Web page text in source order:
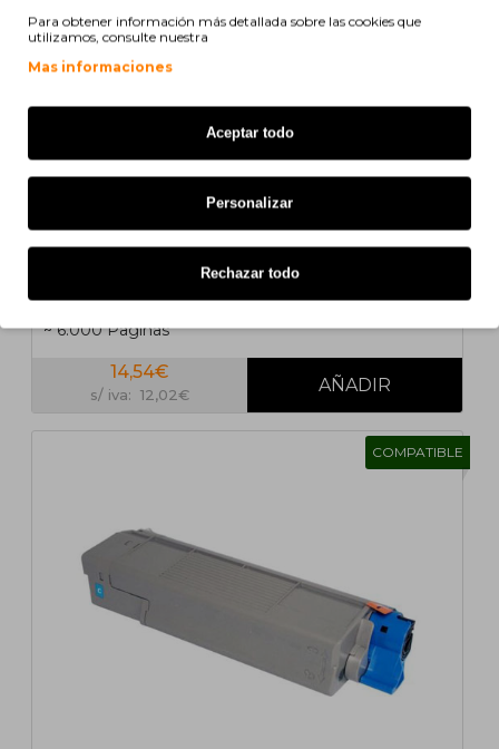
Cartucho de Toner Compatible OKI 43324424 Negro
~ 6.000 Paginas
14,54€
s/ iva: 12,02€
COMPATIBLE
Para obtener información más detallada sobre las cookies que
utilizamos, consulte nuestra
Mas informaciones
Aceptar todo
Personalizar
Rechazar todo